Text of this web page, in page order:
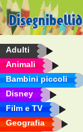
Adulti
Animali
Bambini piccoli
Disney
Film e TV
Geografia